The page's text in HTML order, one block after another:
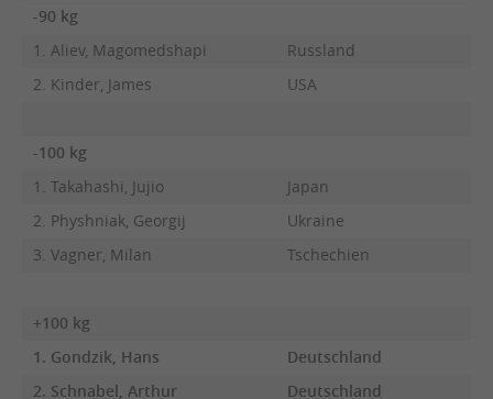
-90 kg
1. Aliev, Magomedshapi
Russland
2. Kinder, James
USA
-100 kg
1. Takahashi, Jujio
Japan
2. Physhniak, Georgij
Ukraine
3. Vagner, Milan
Tschechien
+100 kg
1. Gondzik, Hans
Deutschland
2. Schnabel, Arthur
Deutschland